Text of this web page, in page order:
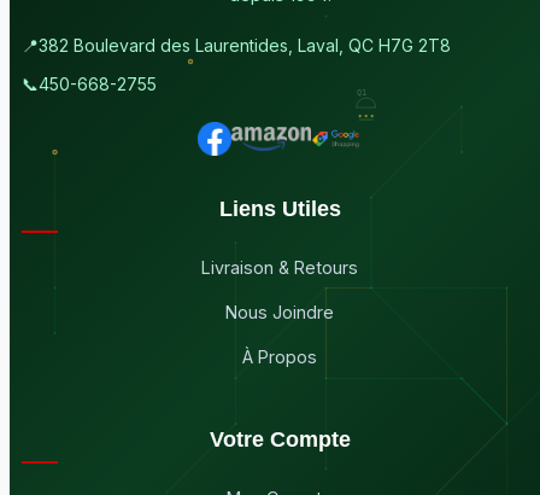
📍382 Boulevard des Laurentides, Laval, QC H7G 2T8
📞450-668-2755
Liens Utiles
Livraison & Retours
Nous Joindre
À Propos
Votre Compte